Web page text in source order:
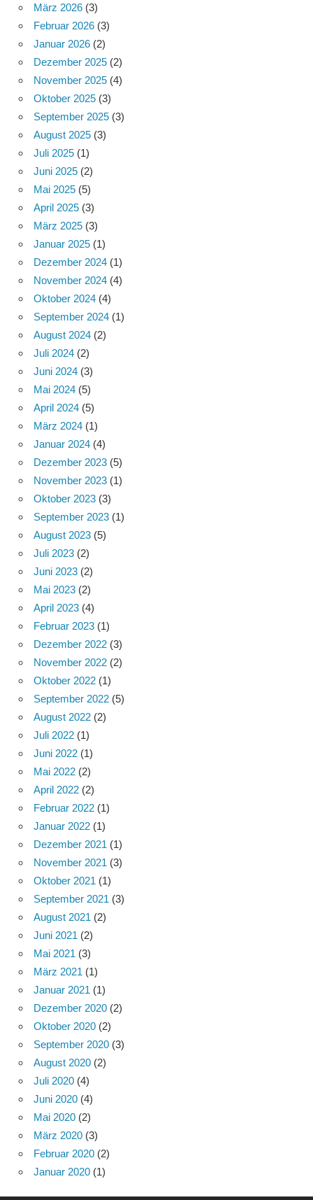
März 2026 (3)
Februar 2026 (3)
Januar 2026 (2)
Dezember 2025 (2)
November 2025 (4)
Oktober 2025 (3)
September 2025 (3)
August 2025 (3)
Juli 2025 (1)
Juni 2025 (2)
Mai 2025 (5)
April 2025 (3)
März 2025 (3)
Januar 2025 (1)
Dezember 2024 (1)
November 2024 (4)
Oktober 2024 (4)
September 2024 (1)
August 2024 (2)
Juli 2024 (2)
Juni 2024 (3)
Mai 2024 (5)
April 2024 (5)
März 2024 (1)
Januar 2024 (4)
Dezember 2023 (5)
November 2023 (1)
Oktober 2023 (3)
September 2023 (1)
August 2023 (5)
Juli 2023 (2)
Juni 2023 (2)
Mai 2023 (2)
April 2023 (4)
Februar 2023 (1)
Dezember 2022 (3)
November 2022 (2)
Oktober 2022 (1)
September 2022 (5)
August 2022 (2)
Juli 2022 (1)
Juni 2022 (1)
Mai 2022 (2)
April 2022 (2)
Februar 2022 (1)
Januar 2022 (1)
Dezember 2021 (1)
November 2021 (3)
Oktober 2021 (1)
September 2021 (3)
August 2021 (2)
Juni 2021 (2)
Mai 2021 (3)
März 2021 (1)
Januar 2021 (1)
Dezember 2020 (2)
Oktober 2020 (2)
September 2020 (3)
August 2020 (2)
Juli 2020 (4)
Juni 2020 (4)
Mai 2020 (2)
März 2020 (3)
Februar 2020 (2)
Januar 2020 (1)